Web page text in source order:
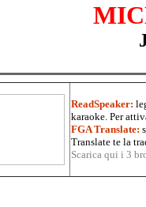
ReadSpeaker:
karaoke. Per
FGA Translate:
Translate te la
Scarica qui i 3